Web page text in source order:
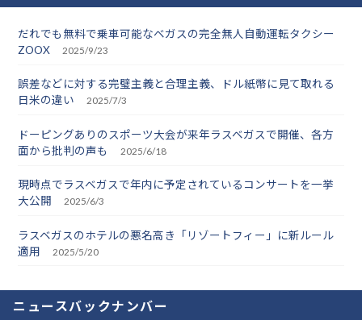
だれでも無料で乗車可能なベガスの完全無人自動運転タクシー
ZOOX
2025/9/23
誤差などに対する完璧主義と合理主義、ドル紙幣に見て取れる
日米の違い
2025/7/3
ドーピングありのスポーツ大会が来年ラスベガスで開催、各方
面から批判の声も
2025/6/18
現時点でラスベガスで年内に予定されているコンサートを一挙
大公開
2025/6/3
ラスベガスのホテルの悪名高き「リゾートフィー」に新ルール
適用
2025/5/20
ニュースバックナンバー